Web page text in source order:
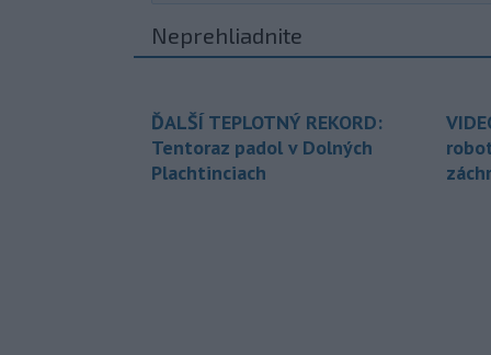
Neprehliadnite
ĎALŠÍ TEPLOTNÝ REKORD:
Tentoraz padol v Dolných
Plachtinciach